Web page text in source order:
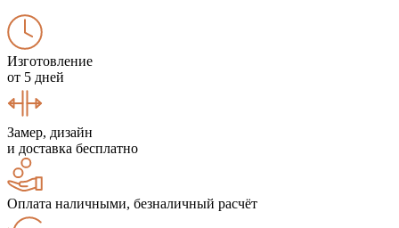
Изготовление
от 5 дней
Замер, дизайн
и доставка бесплатно
Оплата наличными, безналичный расчёт